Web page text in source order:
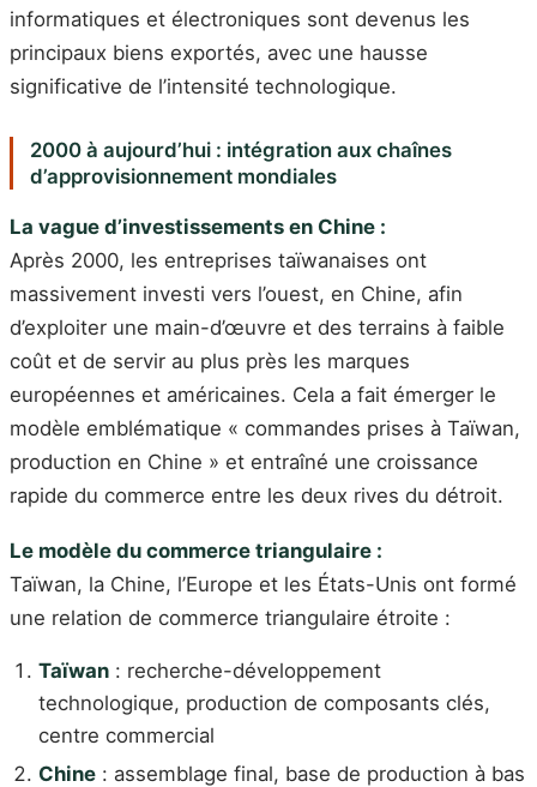
informatiques et électroniques sont devenus les
principaux biens exportés, avec une hausse
significative de l’intensité technologique.
2000 à aujourd’hui : intégration aux chaînes
d’approvisionnement mondiales
La vague d’investissements en Chine :
Après 2000, les entreprises taïwanaises ont
massivement investi vers l’ouest, en Chine, afin
d’exploiter une main-d’œuvre et des terrains à faible
coût et de servir au plus près les marques
européennes et américaines. Cela a fait émerger le
modèle emblématique « commandes prises à Taïwan,
production en Chine » et entraîné une croissance
rapide du commerce entre les deux rives du détroit.
Le modèle du commerce triangulaire :
Taïwan, la Chine, l’Europe et les États-Unis ont formé
une relation de commerce triangulaire étroite :
Taïwan : recherche-développement
technologique, production de composants clés,
centre commercial
Chine : assemblage final, base de production à bas